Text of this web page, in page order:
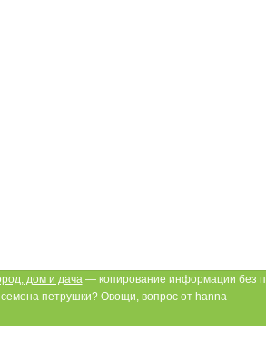
дом и дача— копирование информации без
петрушки? Овощи, вопрос от hanna